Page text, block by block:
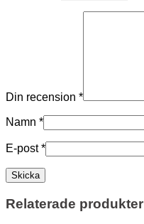
Din recension *
Namn *
E-post*
Relaterade produkter